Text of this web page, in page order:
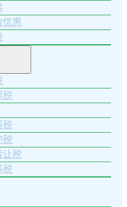
优惠
税
税
税
让税
税